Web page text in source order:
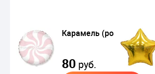
Карамель (розовый)
80 руб.